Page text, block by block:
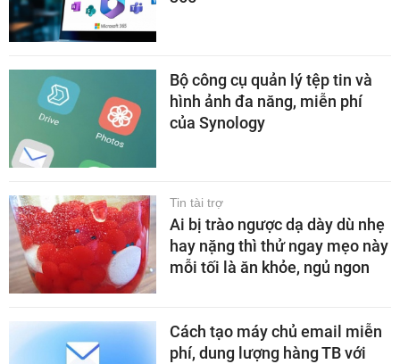
Bộ công cụ quản lý tệp tin và
hình ảnh đa năng, miễn phí
của Synology
Tin tài trợ
Ai bị trào ngược dạ dày dù nhẹ
hay nặng thì thử ngay mẹo này
mỗi tối là ăn khỏe, ngủ ngon
Cách tạo máy chủ email miễn
phí, dung lượng hàng TB với